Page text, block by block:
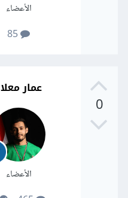
الأعضاء
0
عمار معلا
الأعضاء